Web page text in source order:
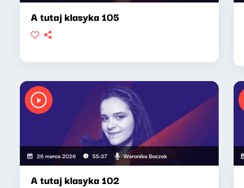
A tutaj klasyka 105
26 marca 2026 55:37 Weronika Boczek
A tutaj klasyka 102